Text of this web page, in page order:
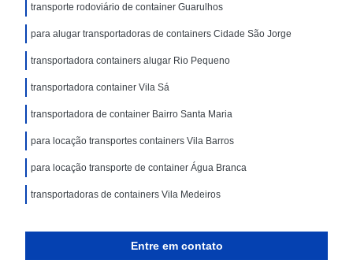
transporte rodoviário de container Guarulhos
para alugar transportadoras de containers Cidade São Jorge
transportadora containers alugar Rio Pequeno
transportadora container Vila Sá
transportadora de container Bairro Santa Maria
para locação transportes containers Vila Barros
para locação transporte de container Água Branca
transportadoras de containers Vila Medeiros
Entre em contato